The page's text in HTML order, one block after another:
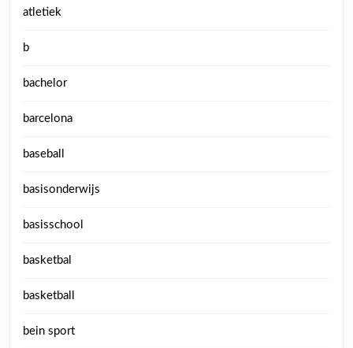
atletiek
b
bachelor
barcelona
baseball
basisonderwijs
basisschool
basketbal
basketball
bein sport